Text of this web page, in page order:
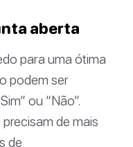
aberta
para uma ótima
podem ser
ou “Não”.
de mais
de